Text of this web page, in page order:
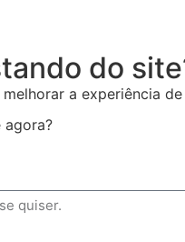
do
a experiência
agora?